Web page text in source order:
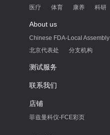
医疗 体育 康养 科研
About us
Chinese FDA-Local Assembly
北京代表处
分支机构
测试服务
联系我们
店铺
菲兹曼科仪-FCE彩页